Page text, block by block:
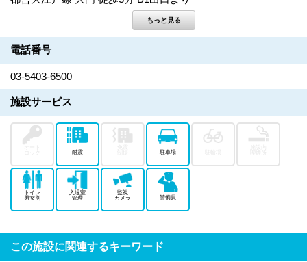
電話番号
03-5403-6500
施設サービス
耐震 駐車場
トイレ
男女別
入退室
管理
監視
カメラ
警備員
この施設に関連するキーワード